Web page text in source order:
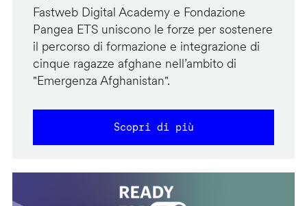
Fastweb Digital Academy e Fondazione
Pangea ETS uniscono le forze per sostenere
il percorso di formazione e integrazione di
cinque ragazze afghane nell’ambito di
"Emergenza Afghanistan".
Scopri di più